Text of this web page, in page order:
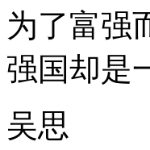
为了富强
强国却是
吴思